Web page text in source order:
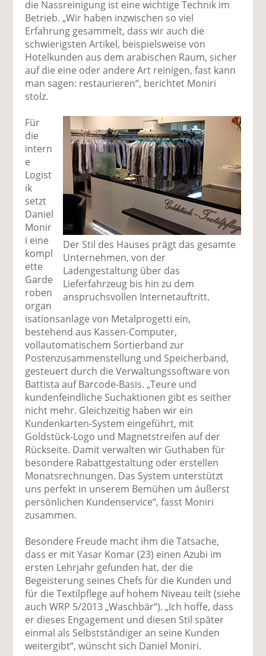
die Nassreinigung ist eine wichtige Technik im
Betrieb. „Wir haben inzwischen so viel
Erfahrung gesammelt, dass wir auch die
schwierigsten Artikel, beispielsweise von
Hotelkunden aus dem arabischen Raum, sicher
auf die eine oder andere Art reinigen, fast kann
man sagen: restaurieren“, berichtet Moniri
stolz.
Der Stil des Hauses prägt das gesamte
Unternehmen, von der
Ladengestaltung über das
Lieferfahrzeug bis hin zu dem
anspruchsvollen Internetauftritt.
Für
die
intern
e
Logist
ik
setzt
Daniel
Monir
i eine
kompl
ette
Garde
roben
organ
isationsanlage von Metalprogetti ein,
bestehend aus Kassen-Computer,
vollautomatischem Sortierband zur
Postenzusammenstellung und Speicherband,
gesteuert durch die Verwaltungssoftware von
Battista auf Barcode-Basis. „Teure und
kundenfeindliche Suchaktionen gibt es seither
nicht mehr. Gleichzeitig haben wir ein
Kundenkarten-System eingeführt, mit
Goldstück-Logo und Magnetstreifen auf der
Rückseite. Damit verwalten wir Guthaben für
besondere Rabattgestaltung oder erstellen
Monatsrechnungen. Das System unterstützt
uns perfekt in unserem Bemühen um äußerst
persönlichen Kundenservice“, fasst Moniri
zusammen.
Besondere Freude macht ihm die Tatsache,
dass er mit Yasar Komar (23) einen Azubi im
ersten Lehrjahr gefunden hat, der die
Begeisterung seines Chefs für die Kunden und
für die Textilpflege auf hohem Niveau teilt (siehe
auch WRP 5/2013 „Waschbär“). „Ich hoffe, dass
er dieses Engagement und diesen Stil später
einmal als Selbstständiger an seine Kunden
weitergibt“, wünscht sich Daniel Moniri.